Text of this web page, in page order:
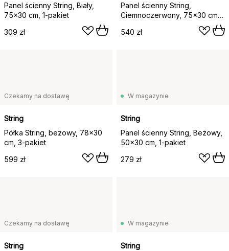
Panel ścienny String, Biały,
75x30 cm, 1-pakiet
309 zł
Panel ścienny String,
Ciemnoczerwony, 75x30 cm,
540 zł
Czekamy na dostawę
String
Półka String, beżowy, 78x30
cm, 3-pakiet
599 zł
W magazynie
String
Panel ścienny String, Beżowy,
50x30 cm, 1-pakiet
279 zł
Czekamy na dostawę
String
W magazynie
String